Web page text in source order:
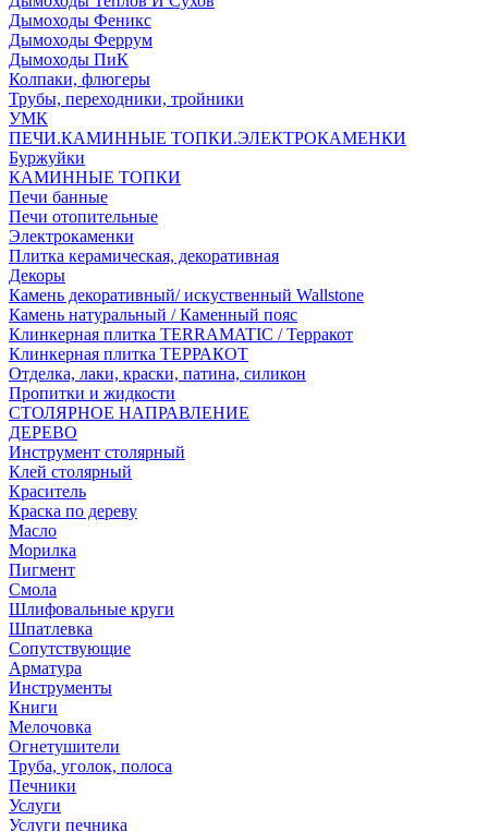
Дымоходы Феникс
Дымоходы Феррум
Дымоходы ПиК
Колпаки, флюгеры
Трубы, переходники, тройники
УМК
ПЕЧИ.КАМИННЫЕ ТОПКИ.ЭЛЕКТРОКАМЕНКИ
Буржуйки
КАМИННЫЕ ТОПКИ
Печи банные
Печи отопительные
Электрокаменки
Плитка керамическая, декоративная
Декоры
Камень декоративный/ искуственный Wallstone
Камень натуральный / Каменный пояс
Клинкерная плитка TERRAMATIC / Терракот
Клинкерная плитка ТЕРРАКОТ
Отделка, лаки, краски, патина, силикон
Пропитки и жидкости
СТОЛЯРНОЕ НАПРАВЛЕНИЕ
ДЕРЕВО
Инструмент столярный
Клей столярный
Краситель
Краска по дереву
Масло
Морилка
Пигмент
Смола
Шлифовальные круги
Шпатлевка
Сопутствующие
Арматура
Инструменты
Книги
Мелочовка
Огнетушители
Труба, уголок, полоса
Печники
Услуги
Услуги печника